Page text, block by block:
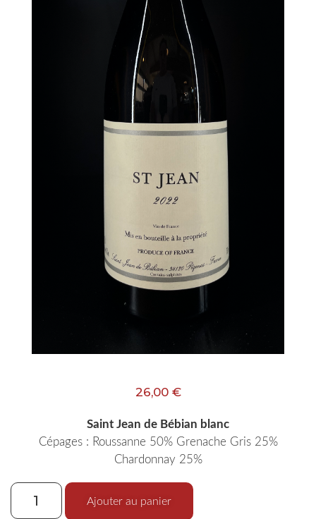
26,00 €
Saint Jean de Bébian blanc
Cépages : Roussanne 50% Grenache Gris 25%
Chardonnay 25%
Ajouter au panier